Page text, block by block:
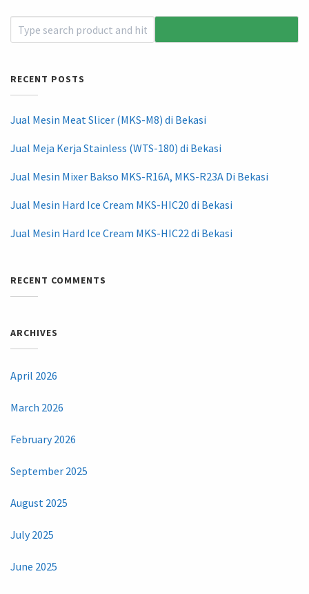
RECENT POSTS
Jual Mesin Meat Slicer (MKS-M8) di Bekasi
Jual Meja Kerja Stainless (WTS-180) di Bekasi
Jual Mesin Mixer Bakso MKS-R16A, MKS-R23A Di Bekasi
Jual Mesin Hard Ice Cream MKS-HIC20 di Bekasi
Jual Mesin Hard Ice Cream MKS-HIC22 di Bekasi
RECENT COMMENTS
ARCHIVES
April 2026
March 2026
February 2026
September 2025
August 2025
July 2025
June 2025